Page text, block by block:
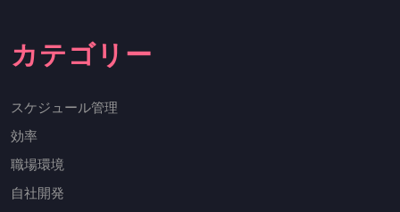
カテゴリー
スケジュール管理
効率
職場環境
自社開発